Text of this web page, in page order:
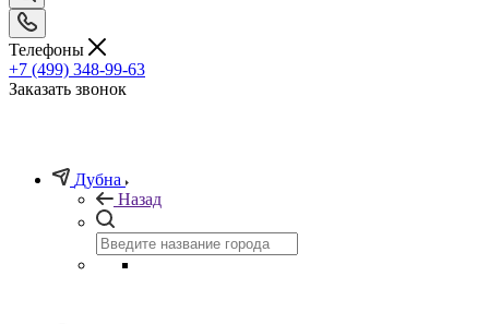
Телефоны
+7 (499) 348-99-63
Заказать звонок
Дубна
Назад